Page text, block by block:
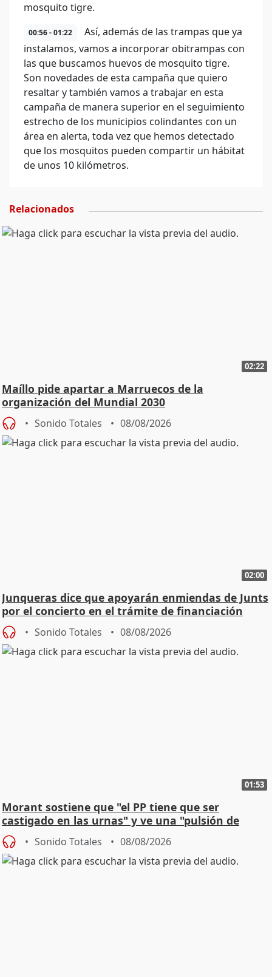
mosquito tigre.
00:56 - 01:22
Así, además de las trampas que ya
instalamos, vamos a incorporar obitrampas con
las que buscamos huevos de mosquito tigre.
Son novedades de esta campaña que quiero
resaltar y también vamos a trabajar en esta
campaña de manera superior en el seguimiento
estrecho de los municipios colindantes con un
área en alerta, toda vez que hemos detectado
que los mosquitos pueden compartir un hábitat
de unos 10 kilómetros.
Relacionados
02:22
Maíllo pide apartar a Marruecos de la
organización del Mundial 2030
Sonido Totales 08/08/2026
02:00
Junqueras dice que apoyarán enmiendas de Junts
por el concierto en el trámite de financiación
Sonido Totales 08/08/2026
01:53
Morant sostiene que "el PP tiene que ser
castigado en las urnas" y ve una "pulsión de
cambio"
Sonido Totales 08/08/2026